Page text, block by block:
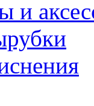
и